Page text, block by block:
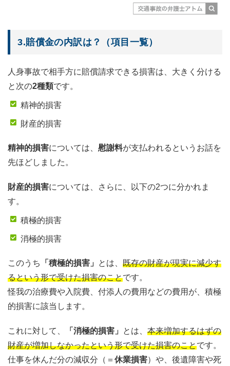
3.賠償金の内訳は？（項目一覧）
人身事故で相手方に賠償請求できる損害は、大きく分ける
と次の2種類です。
精神的損害
財産的損害
精神的損害については、 慰謝料が支払われるというお話を
先ほどしました。
財産的損害については、さらに、以下の2つに分かれま
す。
積極的損害
消極的損害
このうち 「積極的損害」 とは、 既存の財産が現実に減少す
るという形で受けた損害のことです。
怪我の治療費や入院費、付添人の費用などの費用が、積極
的損害に該当します。
これに対して、 「消極的損害」 とは、 本来増加するはずの
財産が増加しなかったという形で受けた損害のことです。
仕事を休んだ分の減収分（＝ 休業損害）や、後遺障害や死